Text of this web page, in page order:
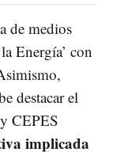
de medios
Energía’ con
destacar el
CEPES
implicada